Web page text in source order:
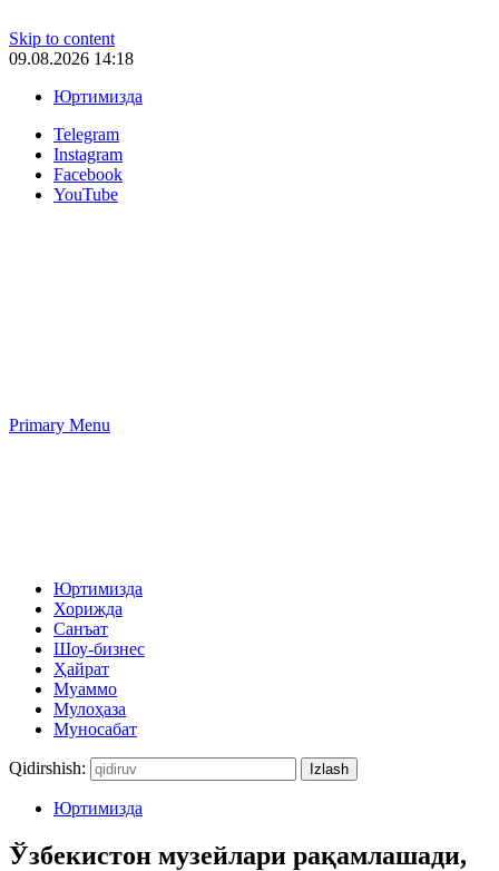
Skip to content
09.08.2026 14:18
Юртимизда
Telegram
Instagram
Facebook
YouTube
Primary Menu
Юртимизда
Хорижда
Санъат
Шоу-бизнес
Ҳайрат
Муаммо
Мулоҳаза
Муносабат
Qidirshish:
Юртимизда
Ўзбекистон музейлари рақамлашади,